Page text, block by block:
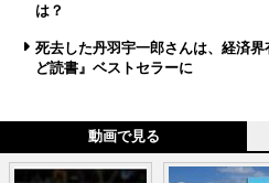
は？
死去した丹羽宇一郎さんは、経済
ど読書』ベストセラーに
動画で見る